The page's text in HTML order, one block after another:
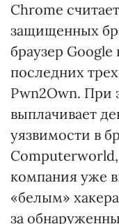
Chrome
защищенных
браузер
последних
Pwn2Own. При
выплачивает
уязвимости в
Computerworld,
компания уже
«белым»
за